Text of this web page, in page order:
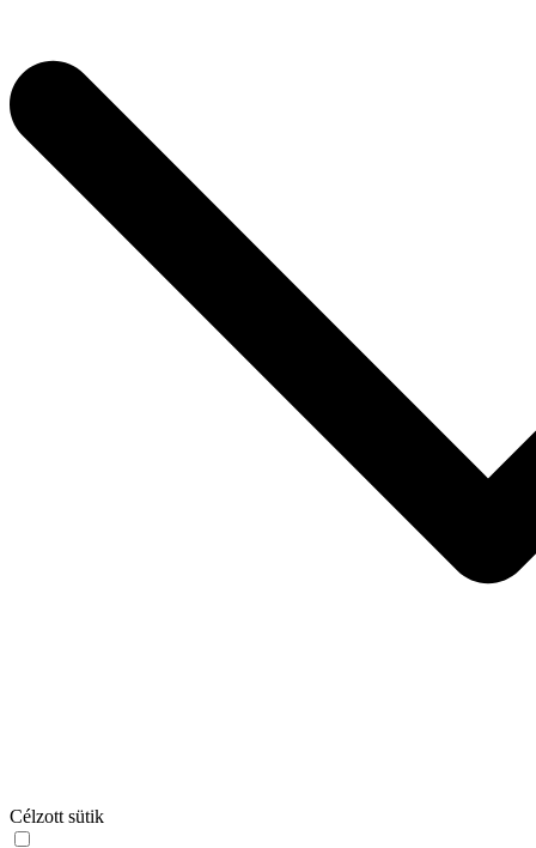
Célzott sütik